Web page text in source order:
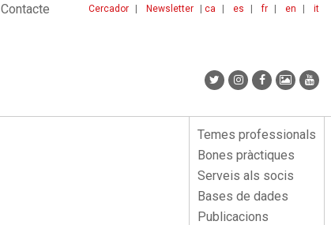
ca es fr en it
Cercador Newsletter
Contacte
Menu
lateral
Temes professionals
Bones pràctiques
Serveis als socis
Bases de dades
Publicacions